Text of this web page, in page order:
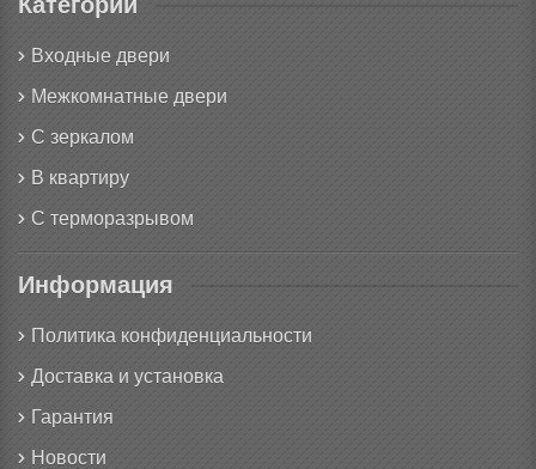
Входные двери
Межкомнатные двери
С зеркалом
В квартиру
С терморазрывом
Информация
Политика конфиденциальности
Доставка и установка
Гарантия
Новости